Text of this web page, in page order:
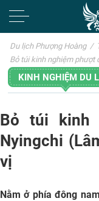
Du lịch Phượng Hoàng /
Bỏ túi kinh nghiệm phượt
KINH NGHIỆM DU
Bỏ túi kinh
Nyingchi
vị
Nằm ở phía đông